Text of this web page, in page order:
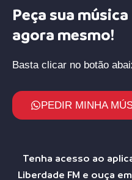
Peça sua música
agora mesmo!
Basta clicar no botão
PEDIR MINHA
Tenha acesso ao
Liberdade FM e ouça